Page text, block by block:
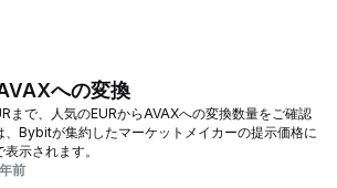
への変換
まで、人気のEURからAVAXへの変換数量をご確認
、Bybitが集約したマーケットメイカーの提示価格に
示されます。
前